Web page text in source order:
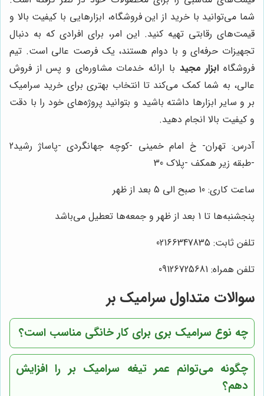
شما می‌توانید با خرید از این فروشگاه، ابزارهایی با کیفیت بالا و
قیمت‌های رقابتی تهیه کنید. این امر، برای افرادی که به دنبال
تجهیزات حرفه‌ای و با دوام هستند، یک فرصت عالی است. تیم
فروشگاه ابزار مجید با ارائه خدمات مشاوره‌ای و پس از فروش
عالی، به شما کمک می‌کند تا انتخاب بهتری برای خرید سرامیک
بر و سایر ابزارها داشته باشید و بتوانید پروژه‌های خود را با دقت
و کیفیت بالا انجام دهید.
آدرس: تهران- خ امام خمینی -کوچه جهانگردی -پاساژ رشید2
-طبقه زیر همکف -پلاک 30
ساعت کاری: 10 صبح الی 5 بعد از ظهر
پنجشنبه‌ها تا 1 بعد از ظهر و جمعه‌ها تعطیل می‌باشد
تلفن ثابت: 02166347835
تلفن همراه: 09126725681
سوالات متداول سرامیک بر
چه نوع سرامیک بری برای کار خانگی مناسب است؟
چگونه می‌توانم عمر تیغه سرامیک بر را افزایش
دهم؟